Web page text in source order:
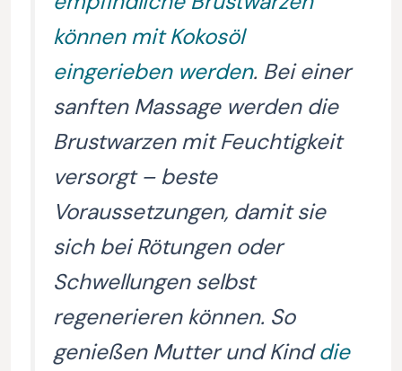
können mit Kokosöl
eingerieben werden. Bei einer
sanften Massage werden die
Brustwarzen mit Feuchtigkeit
versorgt – beste
Voraussetzungen, damit sie
sich bei Rötungen oder
Schwellungen selbst
regenerieren können. So
genießen Mutter und Kinddie